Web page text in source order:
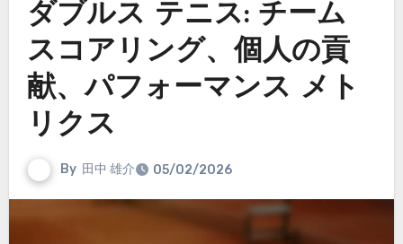
ダブルス テニス: チーム
スコアリング、個人の貢
献、パフォーマンス メト
リクス
By 田中 雄介 05/02/2026